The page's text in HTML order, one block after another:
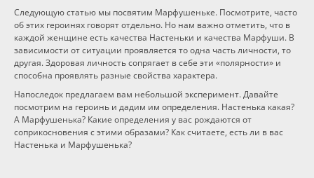
Следующую статью мы посвятим Марфушеньке. Посмотрите, часто
об этих героинях говорят отдельно. Но нам важно отметить, что в
каждой женщине есть качества Настеньки и качества Марфуши. В
зависимости от ситуации проявляется то одна часть личности, то
другая. Здоровая личность сопрягает в себе эти «полярности» и
способна проявлять разные свойства характера.
Напоследок предлагаем вам небольшой эксперимент. Давайте
посмотрим на героинь и дадим им определения. Настенька какая?
А Марфушенька? Какие определения у вас рождаются от
соприкосновения с этими образами? Как считаете, есть ли в вас
Настенька и Марфушенька?